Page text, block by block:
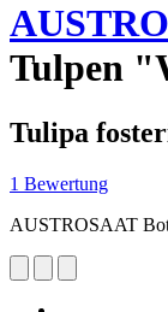
Tulpen
Tulipa
1 Bewertung
AUSTROSAAT